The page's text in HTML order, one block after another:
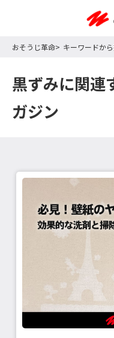
おそうじ革命 キーワードか
黒ずみに関連
ガジン